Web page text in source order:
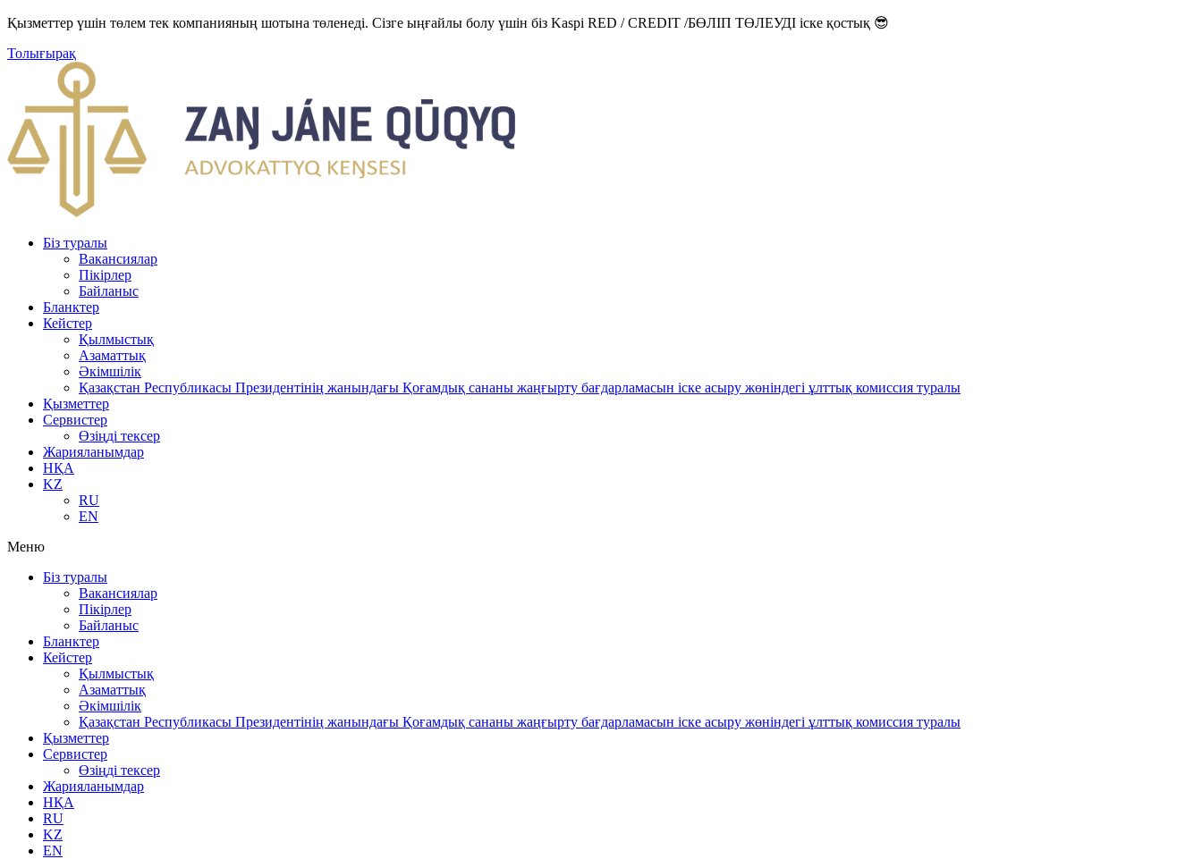
Қызметтер үшін төлем тек компанияның шотына төленеді. Сізге ыңғайлы болу үшін біз Kaspi RED / CREDIT /БӨЛІП ТӨЛЕУДІ іске қостық 😎
Толығырақ
Біз туралы
Вакансиялар
Пікірлер
Байланыс
Бланктер
Кейстер
Қылмыстық
Азаматтық
Әкімшілік
Қазақстан Республикасы Президентінің жанындағы Қоғамдық сананы жаңғырту бағдарламасын іске асыру жөніндегі ұлттық комиссия туралы
Қызметтер
Сервистер
Өзіңді тексер
Жарияланымдар
НҚА
KZ
RU
EN
Меню
Біз туралы
Вакансиялар
Пікірлер
Байланыс
Бланктер
Кейстер
Қылмыстық
Азаматтық
Әкімшілік
Қазақстан Республикасы Президентінің жанындағы Қоғамдық сананы жаңғырту бағдарламасын іске асыру жөніндегі ұлттық комиссия туралы
Қызметтер
Сервистер
Өзіңді тексер
Жарияланымдар
НҚА
RU
KZ
EN